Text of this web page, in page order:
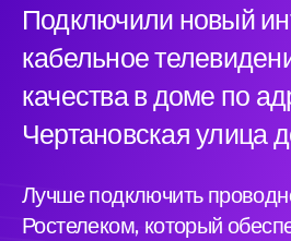
Подключили новый
кабельное
качества в доме по
Чертановская улица
Лучше подключить
Ростелеком, который